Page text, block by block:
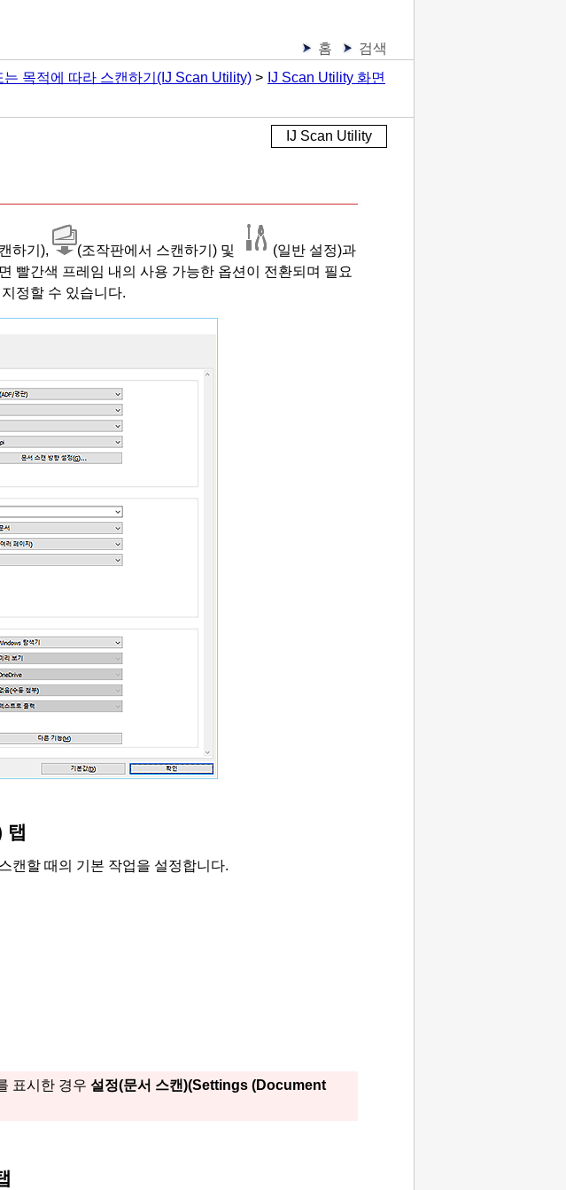
홈
검색
는 목적에 따라 스캔하기(IJ Scan Utility)
IJ Scan Utility 화면
IJ Scan Utility
하기), (조작판에서 스캔하기) 및
(일반 설정)과
빨간색 프레임 내의 사용 가능한 옵션이 전환되며 필요
정할 수 있습니다.
탭
캔할 때의 기본 작업을 설정합니다.
표시한 경우 설정(문서 스캔)(Settings (Document